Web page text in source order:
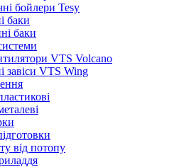
бойлери Tesy
баки
баки
VTS Volcano
завіси VTS Wing
від потопу